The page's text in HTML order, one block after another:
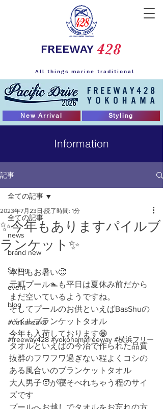
FREEWAY
All things marine traditional
428
New Arrival Styling
Information
記事
全ての記事
news
brand new
Styling
event
blog
#daikanzaka
#freeway428 #yokohamafreeway #横浜フリー
全ての記事
✨今年もありますパイルブ
ランケット✨
2023年7月23日 読了時間: 1分
本日もお暑い🥵
元町プール🏊も平日は夏休み前だから
まだ空いているようですね。
そしてプールのお供といえばBasShuの
パイルブランケットタオル
今年も入荷しております😁
タオルといえばの今治で作られた品質
抜群のフワフワ過ぎない程よくコシの
ある風合いのブランケットタオル
大人男子🧑が寝そべれちゃう程のサイ
ズです
プールへお越しでタオルをお忘れの方